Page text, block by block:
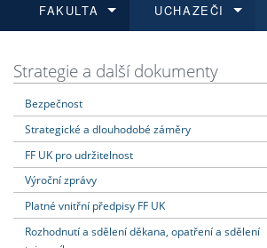
FAKULTA
Dozvědět se více
UCHAZEČI
Podat přihlášku
Dozvědět se více
Dozvědět se více
Dozvědět se více
Strategie a další dokumenty
Bezpečnost
Strategické a dlouhodobé záměry
FF UK pro udržitelnost
Výroční zprávy
Platné vnitřní předpisy FF UK
Rozhodnutí a sdělení děkana, opatření a sdělení